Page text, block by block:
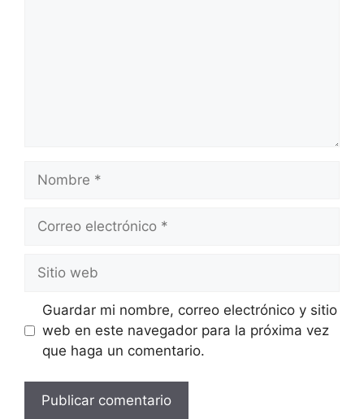
electrónico
web
Guardar mi nombre, correo electrónico y sitio
web en este navegador para la próxima vez
que haga un comentario.